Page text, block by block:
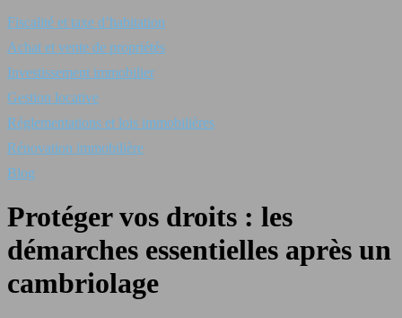
Fiscalité et taxe d’habitation
Achat et vente de propriétés
Investissement immobilier
Gestion locative
Réglementations et lois immobilières
Rénovation immobilière
Blog
Protéger vos droits : les
démarches essentielles après un
cambriolage